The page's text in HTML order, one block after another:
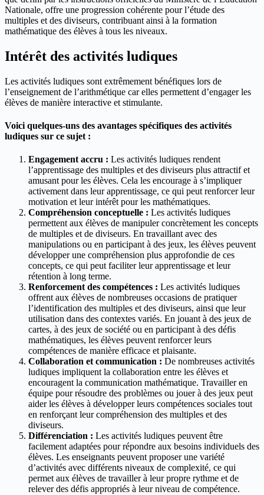
Nationale, offre une progression cohérente pour l’étude des
multiples et des diviseurs, contribuant ainsi à la formation
mathématique des élèves à tous les niveaux.
Intérêt des activités ludiques
Les activités ludiques sont extrêmement bénéfiques lors de
l’enseignement de l’arithmétique car elles permettent d’engager les
élèves de manière interactive et stimulante.
Voici quelques-uns des avantages spécifiques des activités
ludiques sur ce sujet :
Engagement accru : Les activités ludiques rendent
l’apprentissage des multiples et des diviseurs plus attractif et
amusant pour les élèves. Cela les encourage à s’impliquer
activement dans leur apprentissage, ce qui peut renforcer leur
motivation et leur intérêt pour les mathématiques.
Compréhension conceptuelle : Les activités ludiques
permettent aux élèves de manipuler concrètement les concepts
de multiples et de diviseurs. En travaillant avec des
manipulations ou en participant à des jeux, les élèves peuvent
développer une compréhension plus approfondie de ces
concepts, ce qui peut faciliter leur apprentissage et leur
rétention à long terme.
Renforcement des compétences : Les activités ludiques
offrent aux élèves de nombreuses occasions de pratiquer
l’identification des multiples et des diviseurs, ainsi que leur
utilisation dans des contextes variés. En jouant à des jeux de
cartes, à des jeux de société ou en participant à des défis
mathématiques, les élèves peuvent renforcer leurs
compétences de manière efficace et plaisante.
Collaboration et communication : De nombreuses activités
ludiques impliquent la collaboration entre les élèves et
encouragent la communication mathématique. Travailler en
équipe pour résoudre des problèmes ou jouer à des jeux peut
aider les élèves à développer leurs compétences sociales tout
en renforçant leur compréhension des multiples et des
diviseurs.
Différenciation : Les activités ludiques peuvent être
facilement adaptées pour répondre aux besoins individuels des
élèves. Les enseignants peuvent proposer une variété
d’activités avec différents niveaux de complexité, ce qui
permet aux élèves de travailler à leur propre rythme et de
relever des défis appropriés à leur niveau de compétence.